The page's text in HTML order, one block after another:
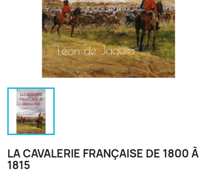
LA CAVALERIE FRANÇAISE DE 1800 À
1815